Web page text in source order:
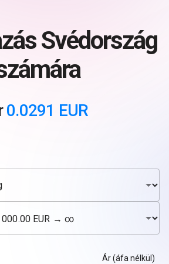
Svédország
0.0291 EUR
Ár (áfa nélkül)